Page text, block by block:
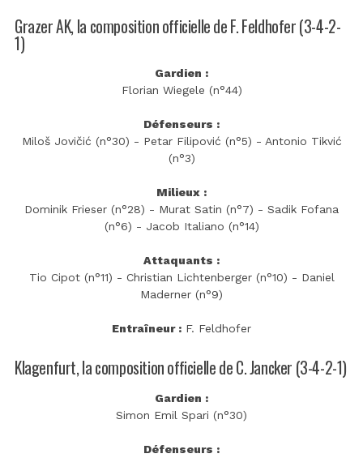
Grazer AK, la composition officielle de F. Feldhofer (3-4-2-
1)
Gardien :
Florian Wiegele (n°44)
Défenseurs :
Miloš Jovičić (n°30) - Petar Filipović (n°5) - Antonio Tikvić
(n°3)
Milieux :
Dominik Frieser (n°28) - Murat Satin (n°7) - Sadik Fofana
(n°6) - Jacob Italiano (n°14)
Attaquants :
Tio Cipot (n°11) - Christian Lichtenberger (n°10) - Daniel
Maderner (n°9)
Entraîneur : F. Feldhofer
Klagenfurt, la composition officielle de C. Jancker (3-4-2-1)
Gardien :
Simon Emil Spari (n°30)
Défenseurs :